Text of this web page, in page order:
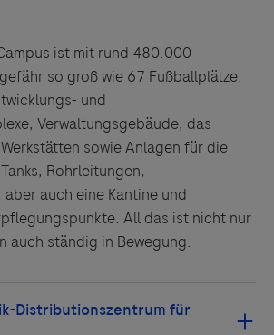
ist mit rund 480.000
so groß wie 67 Fußballplätze.
und
Verwaltungsgebäude, das
sowie Anlagen für die
Rohrleitungen,
auch eine Kantine und
All das ist nicht nur
auch ständig in Bewegung.
Dritter werden im Sinne des
angeboten. Der Herausgeber äußert
und deren Verwendung ab.